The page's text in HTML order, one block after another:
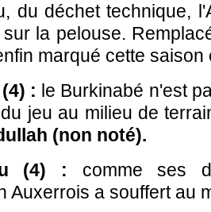
du déchet technique,
sur la pelouse.
marqué cette saison
: le Burkinabé n'est
jeu au milieu de
(non noté).
(4) : comme ses
Auxerrois a souffert au